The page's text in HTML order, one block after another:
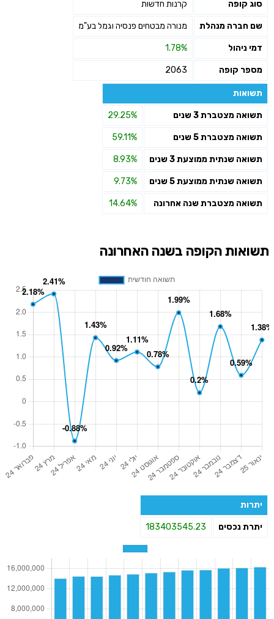
סוג קופה קרנות חדשות
שם חברה מנהלת מנורה מבטחים פנסיה וגמל בע"מ
דמי ניהול 1.78%
מספר קופה 2063
תשואות
תשואה מצטברת 3 שנים 29.25%
תשואה מצטברת 5 שנים 59.11%
תשואה שנתית ממוצעת 3 שנים 8.93%
תשואה שנתית ממוצעת 5 שנים 9.73%
תשואה מצטברת שנה אחרונה 14.64%
תשואות הקופה בשנה האחרונה
יתרות
יתרת נכסים 183403545.23